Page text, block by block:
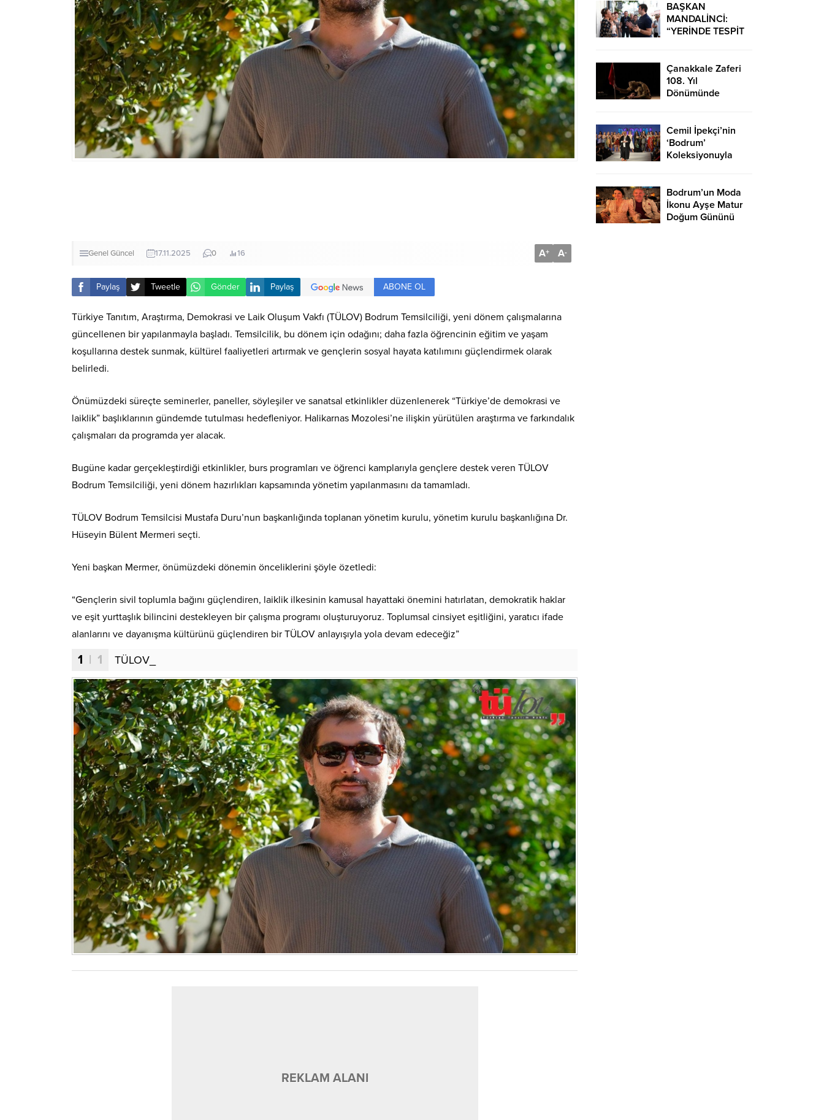
Genel Güncel 17.11.2025 0 16 A+ A-
Paylaş Tweetle Gönder Paylaş ABONE OL
Türkiye Tanıtım, Araştırma, Demokrasi ve Laik Oluşum Vakfı (TÜLOV) Bodrum Temsilciliği, yeni dönem çalışmalarına
güncellenen bir yapılanmayla başladı. Temsilcilik, bu dönem için odağını; daha fazla öğrencinin eğitim ve yaşam
koşullarına destek sunmak, kültürel faaliyetleri artırmak ve gençlerin sosyal hayata katılımını güçlendirmek olarak
belirledi.
Önümüzdeki süreçte seminerler, paneller, söyleşiler ve sanatsal etkinlikler düzenlenerek “Türkiye’de demokrasi ve
laiklik” başlıklarının gündemde tutulması hedefleniyor. Halikarnas Mozolesi’ne ilişkin yürütülen araştırma ve farkındalık
çalışmaları da programda yer alacak.
Bugüne kadar gerçekleştirdiği etkinlikler, burs programları ve öğrenci kamplarıyla gençlere destek veren TÜLOV
Bodrum Temsilciliği, yeni dönem hazırlıkları kapsamında yönetim yapılanmasını da tamamladı.
TÜLOV Bodrum Temsilcisi Mustafa Duru’nun başkanlığında toplanan yönetim kurulu, yönetim kurulu başkanlığına Dr.
Hüseyin Bülent Mermeri seçti.
Yeni başkan Mermer, önümüzdeki dönemin önceliklerini şöyle özetledi:
“Gençlerin sivil toplumla bağını güçlendiren, laiklik ilkesinin kamusal hayattaki önemini hatırlatan, demokratik haklar
ve eşit yurttaşlık bilincini destekleyen bir çalışma programı oluşturuyoruz. Toplumsal cinsiyet eşitliğini, yaratıcı ifade
alanlarını ve dayanışma kültürünü güçlendiren bir TÜLOV anlayışıyla yola devam edeceğiz”
1 | 1 TÜLOV_
REKLAM ALANI
BAŞKAN
MANDALİNCİ:
“YERİNDE TESPİT
ÜRETİYORUZ”
Çanakkale Zaferi
108. Yıl
Dönümünde
Kutlandı
Cemil İpekçi’nin
‘Bodrum’
Koleksiyonuyla
Bodrum’un Moda
İkonu Ayşe Matur
Doğum Gününü